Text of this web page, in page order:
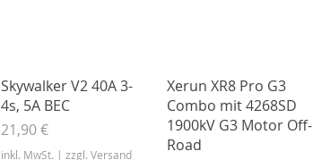
Schnellansicht
Skywalker V2 40A 3-
4s, 5A BEC
Preis
21,90 €
inkl. MwSt. | zzgl. Versand
Schnellansicht
Xerun XR8 Pro G3
Combo mit 4268SD
1900kV G3 Motor Off-
Road